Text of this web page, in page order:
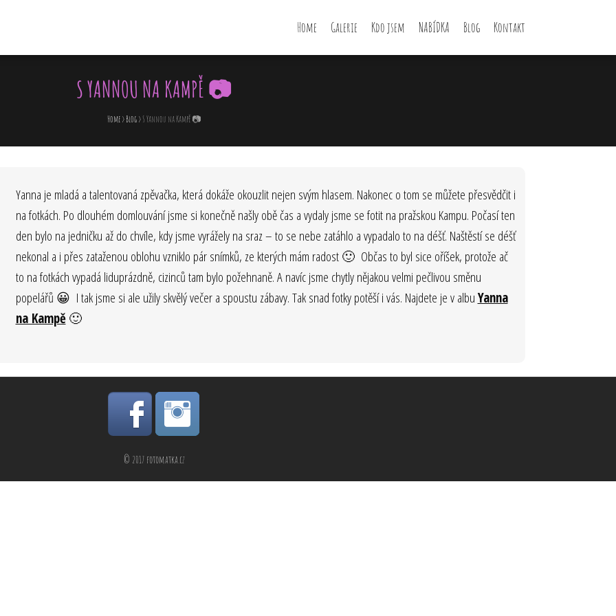
Home Galerie Kdo jsem NABÍDKA Blog Kontakt
S YANNOU NA KAMPĚ 📷
Home>Blog>S Yannou na Kampě 📷
Yanna je mladá a talentovaná zpěvačka, která dokáže okouzlit nejen svým hlasem. Nakonec o tom se můžete přesvědčit i
na fotkách. Po dlouhém domlouvání jsme si konečně našly obě čas a vydaly jsme se fotit na pražskou Kampu. Počasí ten
den bylo na jedničku až do chvíle, kdy jsme vyrážely na sraz – to se nebe zatáhlo a vypadalo to na déšť. Naštěstí se déšť
nekonal a i přes zataženou oblohu vzniklo pár snímků, ze kterých mám radost 🙂 Občas to byl sice oříšek, protože ač
to na fotkách vypadá liduprázdně, cizinců tam bylo požehnaně. A navíc jsme chytly nějakou velmi pečlivou směnu
popelářů 😀 I tak jsme si ale užily skvělý večer a spoustu zábavy. Tak snad fotky potěší i vás. Najdete je v albuYanna
na Kampě🙂
© 2017 fotomatka.cz